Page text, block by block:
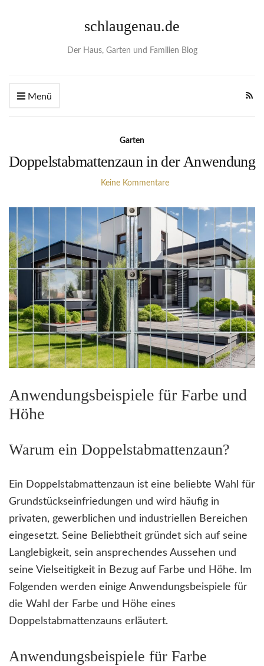
schlaugenau.de
Der Haus, Garten und Familien Blog
Menü
Garten
Doppelstabmattenzaun in der Anwendung
Keine Kommentare
Anwendungsbeispiele für Farbe und
Höhe
Warum ein Doppelstabmattenzaun?
Ein Doppelstabmattenzaun ist eine beliebte Wahl für
Grundstückseinfriedungen und wird häufig in
privaten, gewerblichen und industriellen Bereichen
eingesetzt. Seine Beliebtheit gründet sich auf seine
Langlebigkeit, sein ansprechendes Aussehen und
seine Vielseitigkeit in Bezug auf Farbe und Höhe. Im
Folgenden werden einige Anwendungsbeispiele für
die Wahl der Farbe und Höhe eines
Doppelstabmattenzauns erläutert.
Anwendungsbeispiele für Farbe